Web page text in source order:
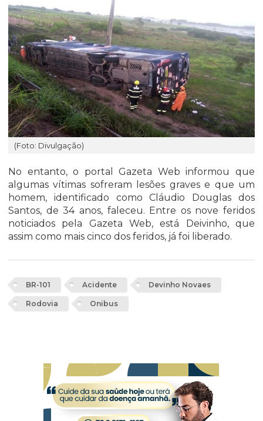
(Foto: Divulgação)
No entanto, o portal Gazeta Web informou que
algumas vítimas sofreram lesões graves e que um
homem, identificado como Cláudio Douglas dos
Santos, de 34 anos, faleceu. Entre os nove feridos
noticiados pela Gazeta Web, está Deivinho, que
assim como mais cinco dos feridos, já foi liberado.
BR-101 Acidente Devinho Novaes
Rodovia Onibus